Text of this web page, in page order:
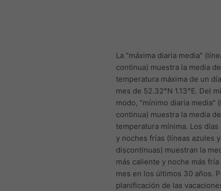
La "máxima diaria media"
continua) muestra la media
temperatura máxima de un
mes de 52.32°N 1.13°E. Del
modo, "mínimo diaria media"
continua) muestra la media
temperatura mínima. Los
y noches frías (líneas azules
discontinuas) muestran la
más caliente y noche más fría
mes en los últimos 30 años.
planificación de las